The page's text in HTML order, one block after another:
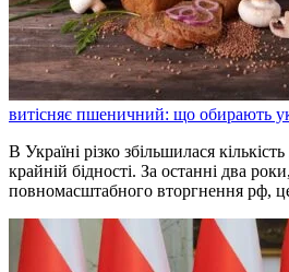
витісняє пшеничний: що обирають
В Україні різко збільшилася
крайній бідності. За останні два
повномасштабного вторгнення рф,